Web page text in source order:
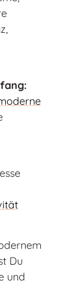
Du
und